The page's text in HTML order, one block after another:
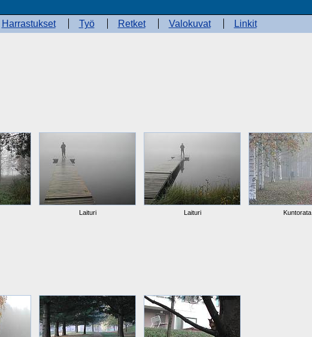
Laituri Laituri Kuntorata
Harrastukset Työ Retket Valokuvat Linkit